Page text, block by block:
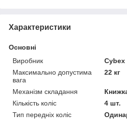
Характеристики
Основні
Виробник
Cybex
Максимально допустима
вага
22 кг
Механізм складання
Кількість коліс
4 шт.
Тип передніх коліс